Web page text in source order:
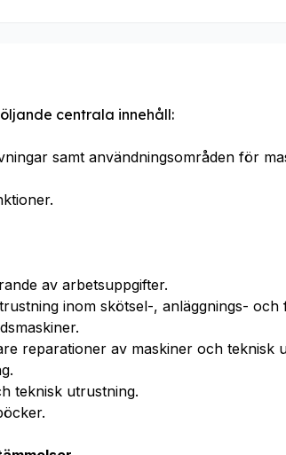
centrala innehåll:
samt användningsområden för
av arbetsuppgifter.
inom skötsel-, anläggnings- och
reparationer av maskiner och teknisk
teknisk utrustning.